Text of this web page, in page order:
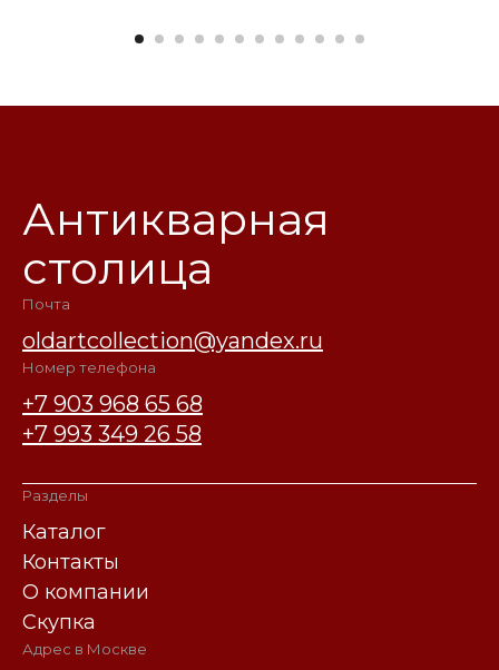
Антикварная
столица
Почта
oldartcollection@yandex.ru
Номер телефона
+7 903 968 65 68
+7 993 349 26 58
Разделы
Каталог
Контакты
О компании
Скупка
Адрес в Москве